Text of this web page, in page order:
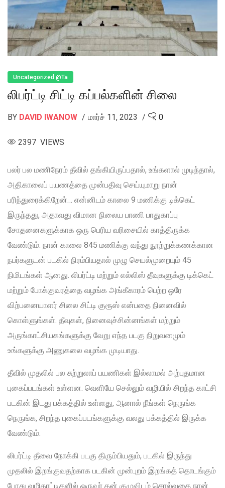
Uncategorized @ta
லிபர்ட்டி சிட்டி கப்பல்களின் சிலை
BY DAVID IWANOW மார்ச் 11, 2023 0
2397 VIEWS
பலர் பல மணிநேரம் தீவில் தங்கியிருப்பதால், உங்களால் முடிந்தால்,
அதிகாலைப் பயணத்தை முன்பதிவு செய்யுமாறு நான்
பரிந்துரைக்கிறேன்… என்னிடம் காலை 9 மணிக்கு டிக்கெட்
இருந்தது, அதாவது விமான நிலைய பாணி பாதுகாப்பு
சோதனைகளுக்காக ஒரு பெரிய வரிசையில் காத்திருக்க
வேண்டும். நான் காலை 845 மணிக்கு வந்து நூற்றுக்கணக்கான
நபர்களுடன் படகில் நிரம்பியதால் முழு செயல்முறையும் 45
நிமிடங்கள் ஆனது. லிபர்ட்டி மற்றும் எல்லிஸ் தீவுகளுக்கு டிக்கெட்
மற்றும் போக்குவரத்தை வழங்க அங்கீகாரம் பெற்ற ஒரே
விற்பனையாளர் சிலை சிட்டி குரூஸ் என்பதை நினைவில்
கொள்ளுங்கள். தீவுகள், நினைவுச்சின்னங்கள் மற்றும்
அருங்காட்சியகங்களுக்கு வேறு எந்த படகு நிறுவனமும்
உங்களுக்கு அணுகலை வழங்க முடியாது.
தீவில் முதலில் பல சுற்றுலாப் பயணிகள் இல்லாமல் அற்புதமான
புகைப்படங்கள் உள்ளன. வெளியே செல்லும் வழியில் சிறந்த காட்சி
படகின் இடது பக்கத்தில் உள்ளது, ஆனால் நீங்கள் நெருங்க
நெருங்க, சிறந்த புகைப்படங்களுக்கு வலது பக்கத்தில் இருக்க
வேண்டும்.
லிபர்ட்டி தீவை நோக்கி படகு திரும்பியதும், படகில் இருந்து
முதலில் இறங்குவதற்காக படகின் முன்புறம் இறங்கத் தொடங்கும்
போது வழிகாட்டிகளில் ஒருவர் தன் குழுவிடம் சொல்வதை நான்